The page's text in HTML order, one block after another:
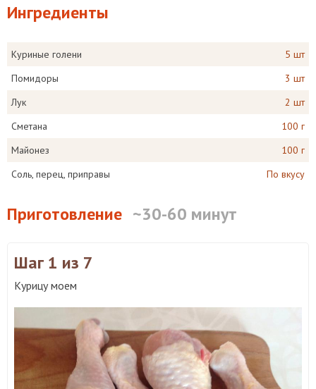
Ингредиенты
Куриные голени
5 шт
Помидоры
3 шт
Лук
2 шт
Сметана
100 г
Майонез
100 г
Соль, перец, приправы
По вкусу
Приготовление ~30-60 минут
Шаг 1 из 7
Курицу моем